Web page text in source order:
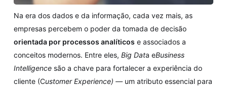
Na era dos dados e da informação, cada vez mais, as
empresas percebem o poder da tomada de decisão
orientada por processos analíticos e associados a
conceitos modernos. Entre eles, Big Data eBusiness
Intelligencesão a chave para fortalecer a experiência do
cliente (Customer Experience) — um atributo essencial para